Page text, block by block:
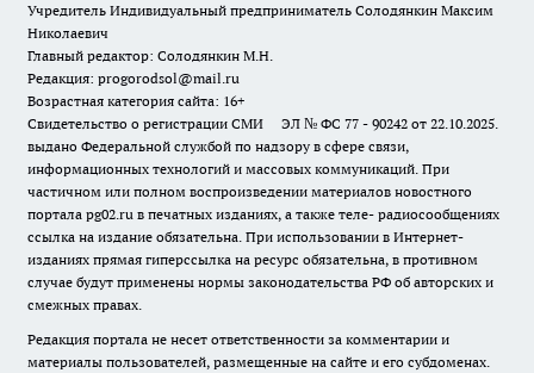
Учредитель Индивидуальный предприниматель Солодянкин Максим
Николаевич
Главный редактор: Солодянкин М.Н.
Редакция: progorodsol@mail.ru
Возрастная категория сайта: 16+
Свидетельство о регистрации СМИ ЭЛ № ФС 77 - 90242 от 22.10.2025.
выдано Федеральной службой по надзору в сфере связи,
информационных технологий и массовых коммуникаций. При
частичном или полном воспроизведении материалов новостного
портала pg02.ru в печатных изданиях, а также теле- радиосообщениях
ссылка на издание обязательна. При использовании в Интернет-
изданиях прямая гиперссылка на ресурс обязательна, в противном
случае будут применены нормы законодательства РФ об авторских и
смежных правах.
Редакция портала не несет ответственности за комментарии и
материалы пользователей, размещенные на сайте и его субдоменах.